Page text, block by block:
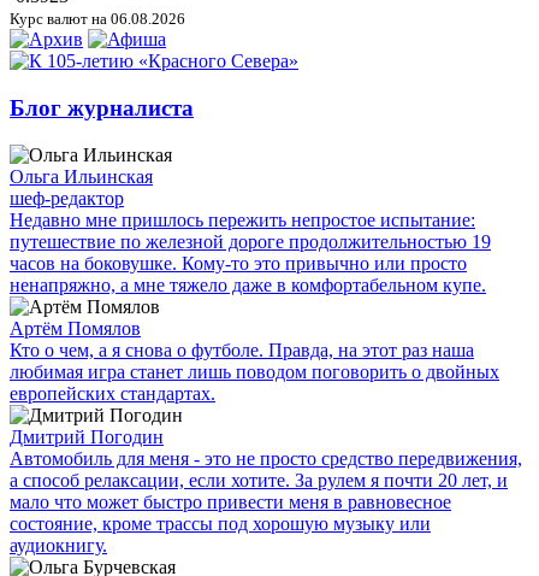
Курс валют на 06.08.2026
Блог журналиста
Ольга Ильинская
шеф-редактор
Недавно мне пришлось пережить непростое испытание:
путешествие по железной дороге продолжительностью 19
часов на боковушке. Кому-то это привычно или просто
ненапряжно, а мне тяжело даже в комфортабельном купе.
Артём Помялов
Кто о чем, а я снова о футболе. Правда, на этот раз наша
любимая игра станет лишь поводом поговорить о двойных
европейских стандартах.
Дмитрий Погодин
Автомобиль для меня - это не просто средство передвижения,
а способ релаксации, если хотите. За рулем я почти 20 лет, и
мало что может быстро привести меня в равновесное
состояние, кроме трассы под хорошую музыку или
аудиокнигу.